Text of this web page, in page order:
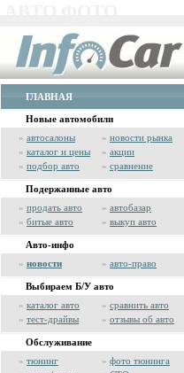
ГЛАВНАЯ
Новые автомобили
» автосалоны » новости рынка
» каталог и цены » акции
» подбор авто » сравнение
Подержанные авто
» продать авто » автобазар
» битые авто » выкуп авто
Авто-инфо
» новости » авто-право
Выбираем Б/У авто
» каталог авто » сравнить авто
» тест-драйвы » отзывы об авто
Обслуживание
» тюнинг » фото тюнинга